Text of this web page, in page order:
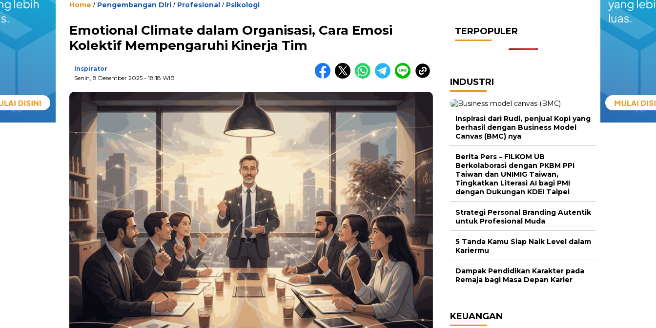
Home / Pengembangan Diri / Profesional / Psikologi
Emotional Climate dalam Organisasi, Cara Emosi
Kolektif Mempengaruhi Kinerja Tim
Inspirator
Senin, 8 Desember 2025 - 18:18 WIB
TERPOPULER
INDUSTRI
Inspirasi dari Rudi, penjual Kopi yang
berhasil dengan Business Model
Canvas (BMC) nya
Berita Pers – FILKOM UB
Berkolaborasi dengan PKBM PPI
Taiwan dan UNIMIG Taiwan,
Tingkatkan Literasi AI bagi PMI
dengan Dukungan KDEI Taipei
Strategi Personal Branding Autentik
untuk Profesional Muda
5 Tanda Kamu Siap Naik Level dalam
Kariermu
Dampak Pendidikan Karakter pada
Remaja bagi Masa Depan Karier
KEUANGAN